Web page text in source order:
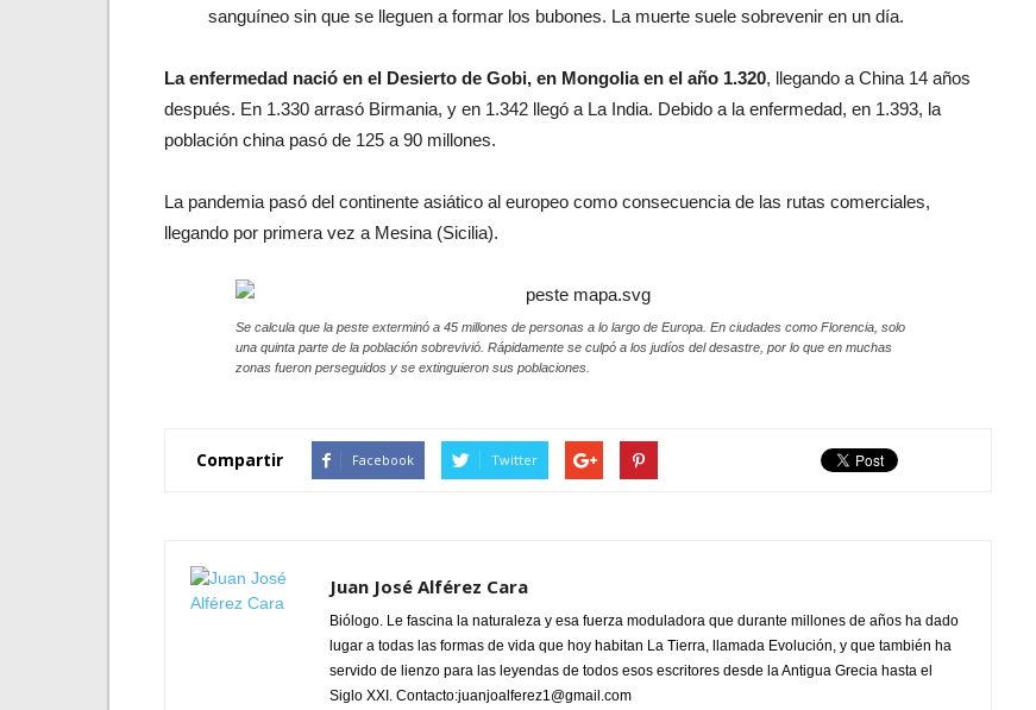
sanguíneo sin que se lleguen a formar los bubones. La muerte suele sobrevenir en un día.
La enfermedad nació en el Desierto de Gobi, en Mongolia en el año 1.320, llegando a China 14 años
después. En 1.330 arrasó Birmania, y en 1.342 llegó a La India. Debido a la enfermedad, en 1.393, la
población china pasó de 125 a 90 millones.
La pandemia pasó del continente asiático al europeo como consecuencia de las rutas comerciales,
llegando por primera vez a Mesina (Sicilia).
Se calcula que la peste exterminó a 45 millones de personas a lo largo de Europa. En ciudades como Florencia, solo
una quinta parte de la población sobrevivió. Rápidamente se culpó a los judíos del desastre, por lo que en muchas
zonas fueron perseguidos y se extinguieron sus poblaciones.
Compartir Facebook Twitter
Juan José Alférez Cara
Biólogo. Le fascina la naturaleza y esa fuerza moduladora que durante millones de años ha dado
lugar a todas las formas de vida que hoy habitan La Tierra, llamada Evolución, y que también ha
servido de lienzo para las leyendas de todos esos escritores desde la Antigua Grecia hasta el
Siglo XXI. Contacto:juanjoalferez1@gmail.com